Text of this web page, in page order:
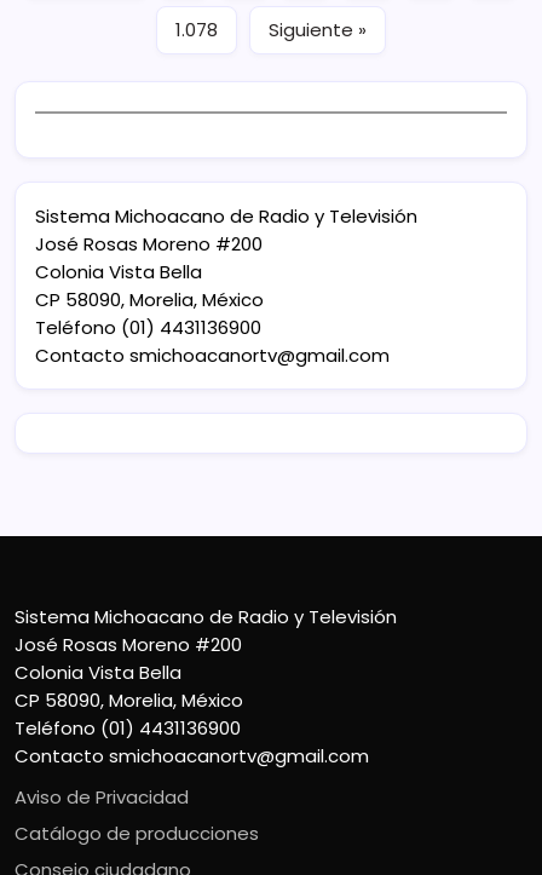
1.078 Siguiente »
Sistema Michoacano de Radio y Televisión
José Rosas Moreno #200
Colonia Vista Bella
CP 58090, Morelia, México
Teléfono (01) 4431136900
Contacto smichoacanortv@gmail.com
Sistema Michoacano de Radio y Televisión
José Rosas Moreno #200
Colonia Vista Bella
CP 58090, Morelia, México
Teléfono (01) 4431136900
Contacto smichoacanortv@gmail.com
Aviso de Privacidad
Catálogo de producciones
Consejo ciudadano